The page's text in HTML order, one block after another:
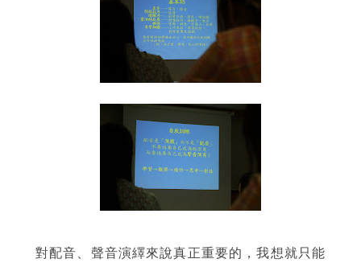
對配音、聲音演繹來說真正重要的，我想就只能